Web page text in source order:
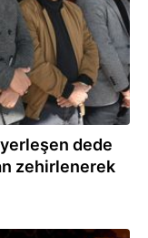
dede
zehirlenerek